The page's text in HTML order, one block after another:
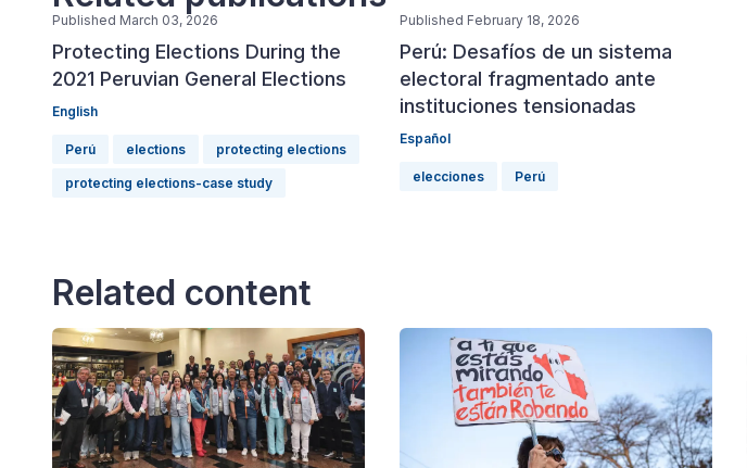
Published March 03, 2026
Protecting Elections During the
2021 Peruvian General Elections
English
Perú elections protecting elections
protecting elections-case study
Published February 18, 2026
Perú: Desafíos de un sistema
electoral fragmentado ante
instituciones tensionadas
Español
elecciones Perú
Related content